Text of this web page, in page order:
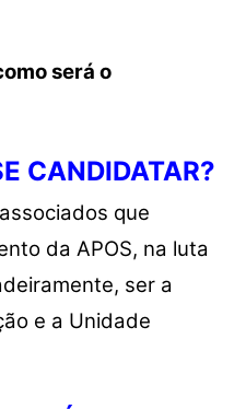
será o
CANDIDATAR?
que
da APOS, na luta
ser a
e a Unidade